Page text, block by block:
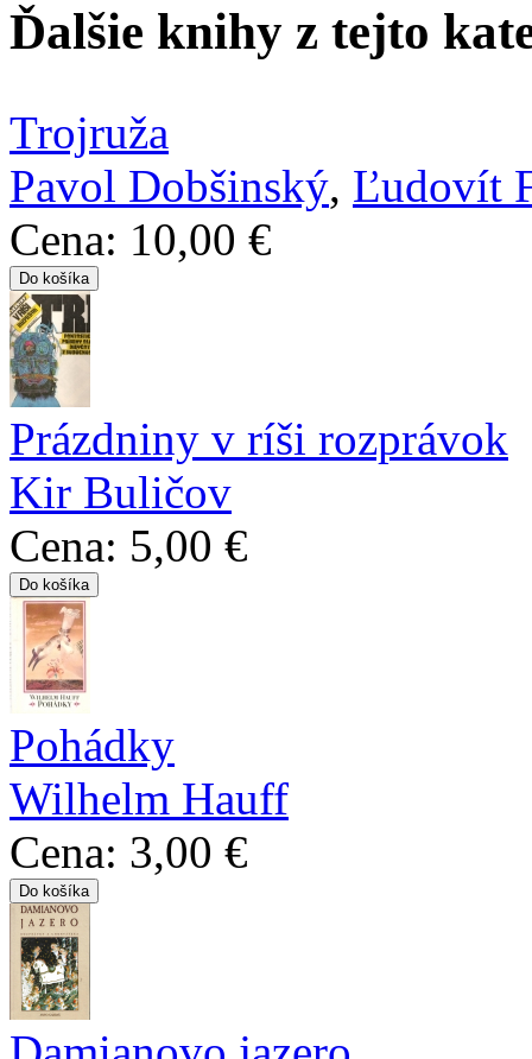
Ďalšie knihy z tejto
Trojruža
Pavol Dobšinský, Ľudovít
Cena: 10,00 €
Prázdniny v ríši rozprávok
Kir Buličov
Cena: 5,00 €
Pohádky
Wilhelm Hauff
Cena: 3,00 €